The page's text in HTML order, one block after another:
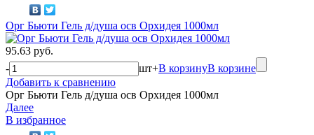
Орг Бьюти Гель д/душа осв Орхидея 1000мл
95.63 руб.
-
шт+В корзинуВ корзине
Добавить к сравнению
Орг Бьюти Гель д/душа осв Орхидея 1000мл
Далее
В избранное